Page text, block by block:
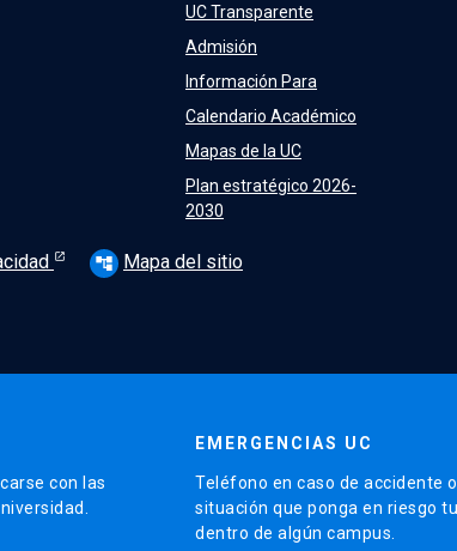
UC Transparente
Admisión
Información Para
Calendario Académico
Mapas de la UC
Plan estratégico 2026-
2030
account_tree Mapa del sitio
con las
EMERGENCIAS UC
Teléfono en caso de accidente o
situación que ponga en riesgo
dentro de algún campus.